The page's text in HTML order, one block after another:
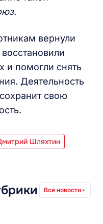
вернули
и помогли снять
Деятельность
свою
Шляхтин
Все новости